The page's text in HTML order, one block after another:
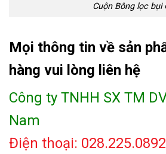
Cuộn Bông lọc bụi
Mọi thông tin về sản
hàng vui lòng liên hệ
Công ty TNHH SX TM
Nam
Điện thoại: